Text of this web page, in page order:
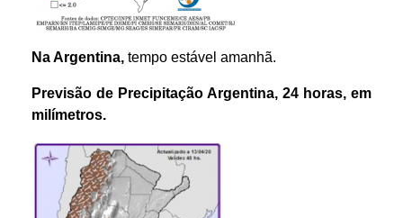
Na Argentina, tempo estável amanhã.
Previsão de Precipitação Argentina, 24 horas, em
milímetros.